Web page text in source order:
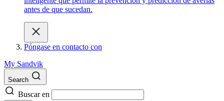
antes de que sucedan.
Póngase en contacto con
My Sandvik
Search
Buscar en